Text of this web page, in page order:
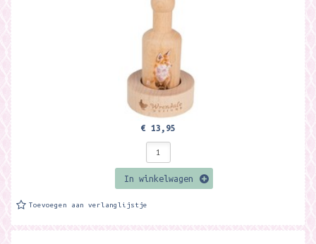
€ 13,95
In winkelwagen
Toevoegen aan verlanglijstje